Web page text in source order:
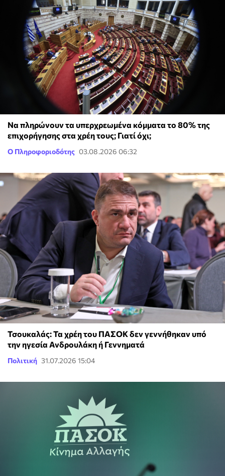
Να πληρώνουν τα υπερχρεωμένα κόμματα το 80% της
επιχορήγησης στα χρέη τους; Γιατί όχι;
Ο Πληροφοριοδότης 03.08.2026 06:32
Τσουκαλάς: Τα χρέη του ΠΑΣΟΚ δεν γεννήθηκαν υπό
την ηγεσία Ανδρουλάκη ή Γεννηματά
Πολιτική 31.07.2026 15:04